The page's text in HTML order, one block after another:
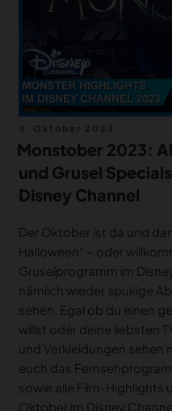
am
Monstober 2023:
und Grusel
Disney Channel
Der Oktober ist da und
Halloween” – oder
Gruselprogramm im
nämlich wieder spukige
sehen. Egal ob du einen
willst oder deine liebsten
und Verkleidungen sehen
euch das
sowie alle Film-Highlights
Oktober im Disney